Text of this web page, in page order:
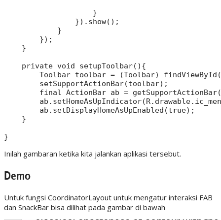
                    }
                }).show();
            }
        });
    }
    private void setupToolbar(){
Toolbar toolbar = (Toolbar)
        setSupportActionBar(toolbar);
final ActionBar ab =
        ab.setDisplayHomeAsUpEnabled(true);
    }
Inilah gambaran ketika kita jalankan aplikasi tersebut.
Demo
Untuk fungsi CoordinatorLayout untuk mengatur interaksi FAB
dan SnackBar bisa dilihat pada gambar di bawah